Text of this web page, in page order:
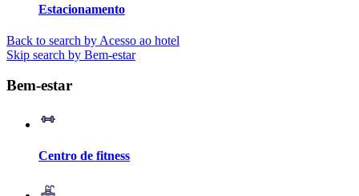
Estacionamento
Back to search by Acesso ao hotel
Skip search by Bem-estar
Bem-estar
Centro de fitness